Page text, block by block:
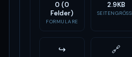
0 (0
Felder)
FORMULARE
2.9KB
SEITENGRÖSSE
↪ 🔗